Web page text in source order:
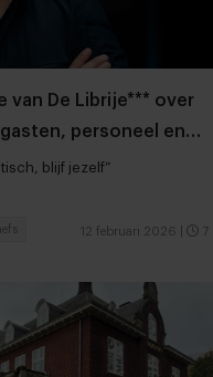
van De Librije*** over
personeel en
blijf jezelf”
12 februari 2026 7